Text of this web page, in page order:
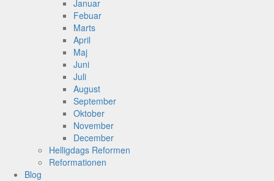
Januar
Febuar
Marts
April
Maj
Juni
Juli
August
September
Oktober
November
December
Helligdags Reformen
Reformationen
Blog